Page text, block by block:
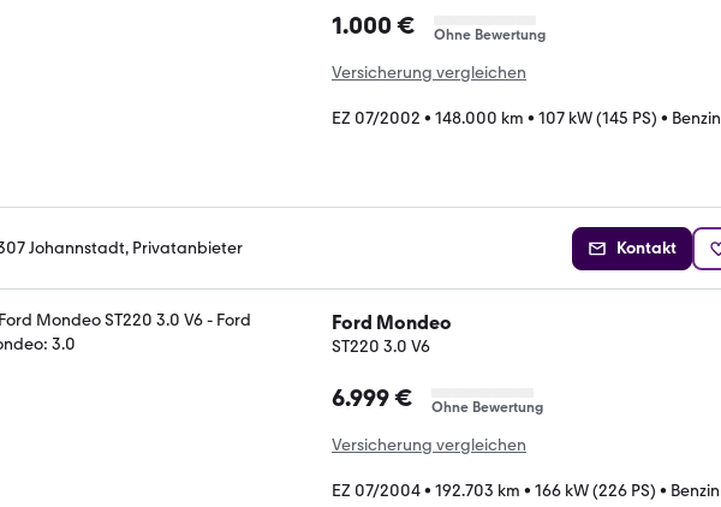
1.000 € Ohne Bewertung
Versicherung vergleichen
EZ 07/2002 • 148.000 km • 107 kW (145 PS) • Benzin
Johannstadt, Privatanbieter Kontakt
Ford Mondeo
ST220 3.0 V6
6.999 € Ohne Bewertung
Versicherung vergleichen
EZ 07/2004• 192.703 km • 166 kW (226 PS) • Benzin